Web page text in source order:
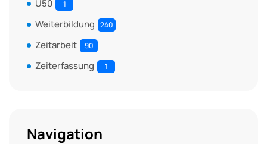
Ü50 1
Weiterbildung 240
Zeitarbeit 90
Zeiterfassung 1
Navigation